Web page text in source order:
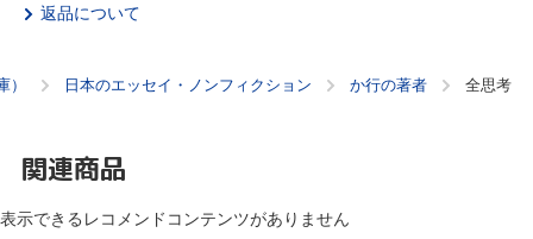
返品について
日本のエッセイ・ノンフィクション か行の著者 全思考
関連商品
表示できるレコメンドコンテンツがありません